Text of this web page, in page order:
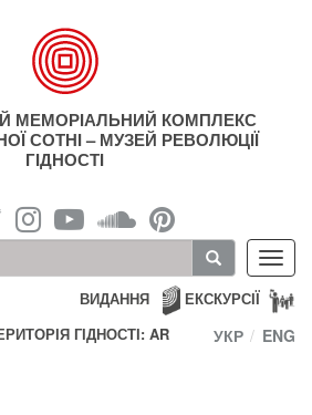
МЕМОРІАЛЬНИЙ КОМПЛЕКС
СОТНІ – МУЗЕЙ РЕВОЛЮЦІЇ
ГІДНОСТІ
ЕКСКУРСІЇ
ВИДАННЯ
ГІДНОСТІ: AR
УКР ENG